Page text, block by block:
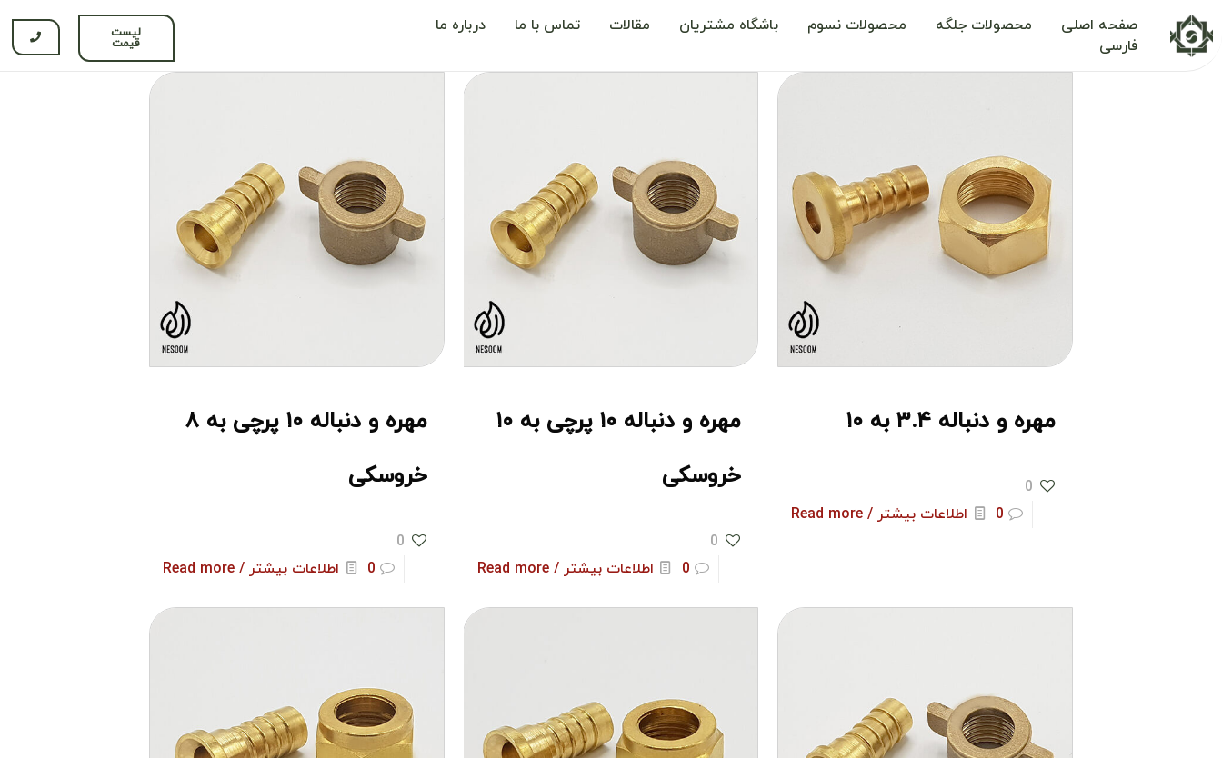
صفحه اصلی محصولات جلگه محصولات نسوم باشگاه مشتریان مقالات تماس با ما
درباره ما
فارسی
لیست
قیمت
مهره و دنباله ۳.۴ به ۱۰
0
0
اطلاعات بیشتر / Read more
مهره و دنباله ۱۰ پرچی به ۱۰
خروسکی
0
0
اطلاعات بیشتر / Read more
مهره و دنباله ۱۰ پرچی به ۸
خروسکی
0
0
اطلاعات بیشتر / Read more